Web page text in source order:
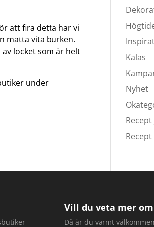
att fira detta har vi
matta vita burken.
locket som är helt
under
Kalas
Nyhet
Recept
Vill du veta mer
Då är du varmt